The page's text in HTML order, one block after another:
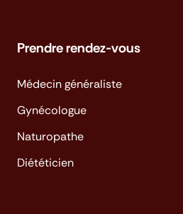
Prendre rendez-vous
Médecin généraliste
Gynécologue
Naturopathe
Diététicien